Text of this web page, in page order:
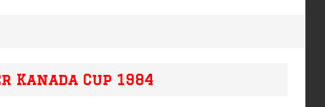
Kanada Cup 1984